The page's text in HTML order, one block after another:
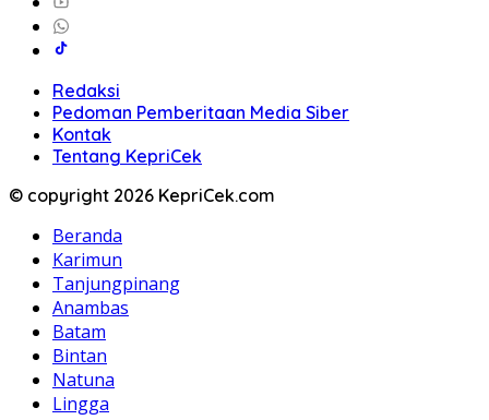
Redaksi
Pedoman Pemberitaan Media Siber
Kontak
Tentang KepriCek
© copyright 2026 KepriCek.com
Beranda
Karimun
Tanjungpinang
Anambas
Batam
Bintan
Natuna
Lingga